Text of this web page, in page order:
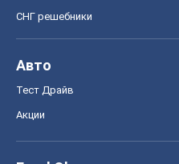
СНГ решебники
Авто
Тест Драйв
Акции